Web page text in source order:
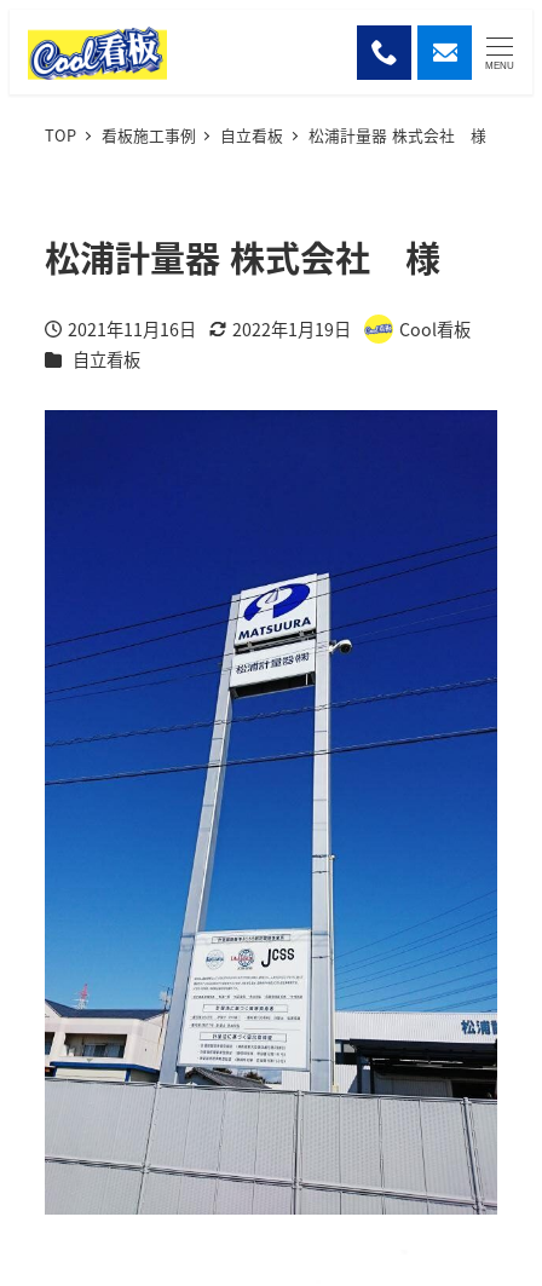
MENU
TOP 看板施工事例 自立看板 松浦計量器 株式会社 様
松浦計量器 株式会社 様
投稿日
2021年11月16日
更新日
2022年1月19日
著
Cool看板
施工事例カテゴリー
自立看板